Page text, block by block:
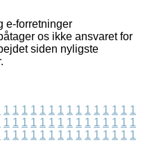
e-forretninger
os ikke ansvaret for
siden nyligste
1 1 1 1 1 1 1 1 1 1 1 1 1 1 1
1 1 1 1 1 1 1 1 1 1 1 1 1 1 1
1 1 1 1 1 1 1 1 1 1 1 1 1 1 1